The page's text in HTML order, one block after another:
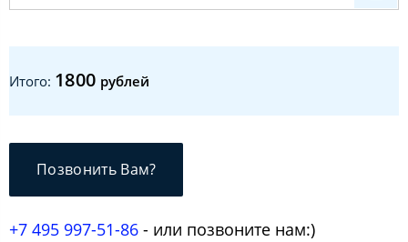
Итого: 1800 рублей
Позвонить Вам?
+7 495 997-51-86 - или позвоните нам:)